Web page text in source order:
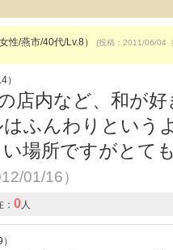
性/燕市/40代/Lv.8） (投稿：2011/06/04
）
店内など、和が
ふんわりという
場所ですがとて
01/16）
0人